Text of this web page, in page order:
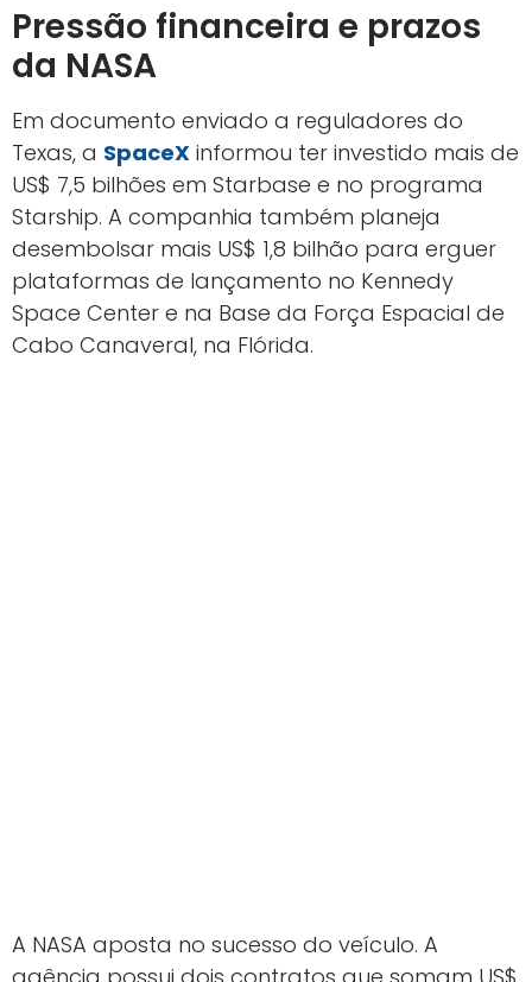
Pressão financeira e prazos
da NASA
Em documento enviado a reguladores do
Texas, a SpaceX informou ter investido mais de
US$ 7,5 bilhões em Starbase e no programa
Starship. A companhia também planeja
desembolsar mais US$ 1,8 bilhão para erguer
plataformas de lançamento no Kennedy
Space Center e na Base da Força Espacial de
Cabo Canaveral, na Flórida.
A NASA aposta no sucesso do veículo. A